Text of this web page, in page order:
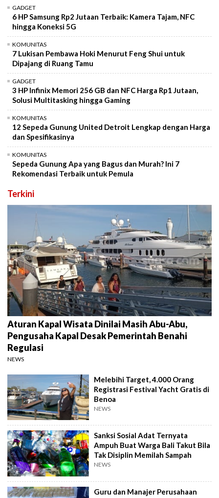
GADGET
6 HP Samsung Rp2 Jutaan Terbaik: Kamera Tajam, NFC
hingga Koneksi 5G
KOMUNITAS
7 Lukisan Pembawa Hoki Menurut Feng Shui untuk
Dipajang di Ruang Tamu
GADGET
3 HP Infinix Memori 256 GB dan NFC Harga Rp1 Jutaan,
Solusi Multitasking hingga Gaming
KOMUNITAS
12 Sepeda Gunung United Detroit Lengkap dengan Harga
dan Spesifikasinya
KOMUNITAS
Sepeda Gunung Apa yang Bagus dan Murah? Ini 7
Rekomendasi Terbaik untuk Pemula
Terkini
Aturan Kapal Wisata Dinilai Masih Abu-Abu,
Pengusaha Kapal Desak Pemerintah Benahi
Regulasi
NEWS
Melebihi Target, 4.000 Orang
Registrasi Festival Yacht Gratis di
Benoa
NEWS
Sanksi Sosial Adat Ternyata
Ampuh Buat Warga Bali Takut Bila
Tak Disiplin Memilah Sampah
NEWS
Guru dan Manajer Perusahaan